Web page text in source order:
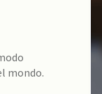
mondo.